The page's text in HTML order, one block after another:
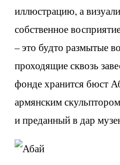
иллюстрацию, а
собственное
– это будто размытые
проходящие сквозь
фонде хранится бюст
армянским
и преданный в дар